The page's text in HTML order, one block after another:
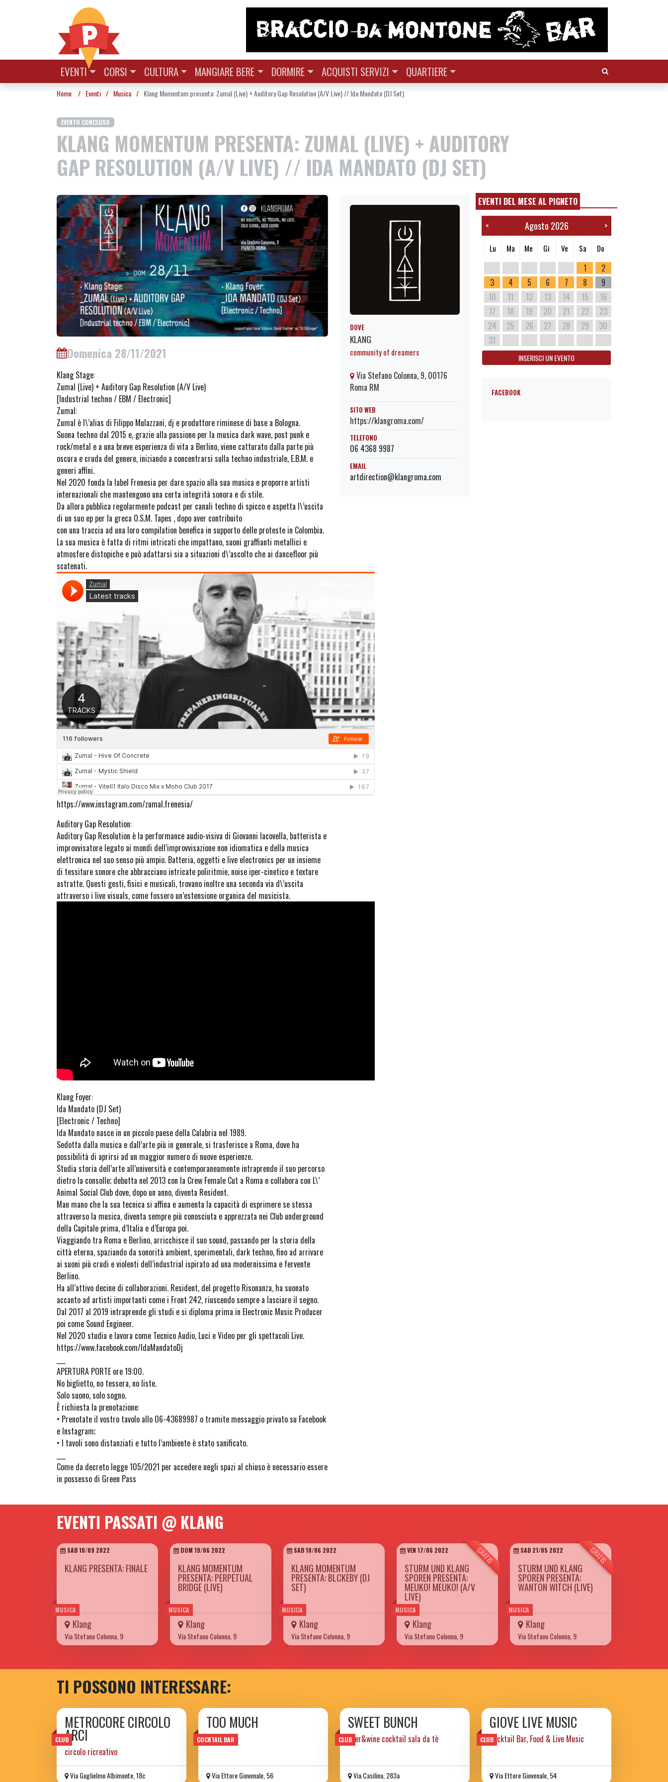
EVENTI CORSI CULTURA MANGIARE BERE DORMIRE ACQUISTI SERVIZI QUARTIERE Cerca:
Home / Eventi / Musica / Klang Momentum presenta: Zumal (Live) + Auditory Gap Resolution (A/V Live) // Ida Mandato (DJ Set)
EVENTO CONCLUSO
KLANG MOMENTUM PRESENTA: ZUMAL (LIVE) + AUDITORY
GAP RESOLUTION (A/V LIVE) // IDA MANDATO (DJ SET)
Domenica 28/11/2021
Klang Stage:
Zumal (Live) + Auditory Gap Resolution (A/V Live)
[Industrial techno / EBM / Electronic]
Zumal:
Zumal è l\’alias di Filippo Mulazzani, dj e produttore riminese di base a Bologna.
Suona techno dal 2015 e, grazie alla passione per la musica dark wave, post punk e
rock/metal e a una breve esperienza di vita a Berlino, viene catturato dalla parte più
oscura e cruda del genere, iniziando a concentrarsi sulla techno industriale, E.B.M. e
generi affini.
Nel 2020 fonda la label Frenesia per dare spazio alla sua musica e proporre artisti
internazionali che mantengono una certa integrità sonora e di stile.
Da allora pubblica regolarmente podcast per canali techno di spicco e aspetta l\’uscita
di un suo ep per la greca O.S.M. Tapes , dopo aver contribuito
con una traccia ad una loro compilation benefica in supporto delle proteste in Colombia.
La sua musica è fatta di ritmi intricati che impattano, suoni graffianti metallici e
atmosfere distopiche e può adattarsi sia a situazioni d\’ascolto che ai dancefloor più
scatenati.
https://www.instagram.com/zumal.frenesia/
Auditory Gap Resolution:
Auditory Gap Resolution è la performance audio-visiva di Giovanni Iacovella, batterista e
improvvisatore legato ai mondi dell’improvvisazione non idiomatica e della musica
elettronica nel suo senso più ampio. Batteria, oggetti e live electronics per un insieme
di tessiture sonore che abbracciano intricate poliritmie, noise iper-cinetico e texture
astratte. Questi gesti, fisici e musicali, trovano inoltre una seconda via d\’uscita
attraverso i live visuals, come fossero un’estensione organica del musicista.
Klang Foyer:
Ida Mandato (DJ Set)
[Electronic / Techno]
Ida Mandato nasce in un piccolo paese della Calabria nel 1989.
Sedotta dalla musica e dall’arte più in generale, si trasferisce a Roma, dove ha
possibilità di aprirsi ad un maggior numero di nuove esperienze.
Studia storia dell’arte all’università e contemporaneamente intraprende il suo percorso
dietro la consolle; debutta nel 2013 con la Crew Female Cut a Roma e collabora con L\’
Animal Social Club dove, dopo un anno, diventa Resident.
Man mano che la sua tecnica si affina e aumenta la capacità di esprimere se stessa
attraverso la musica, diventa sempre più conosciuta e apprezzata nei Club underground
della Capitale prima, d’Italia e d’Europa poi.
Viaggiando tra Roma e Berlino, arricchisce il suo sound, passando per la storia della
città eterna, spaziando da sonorità ambient, sperimentali, dark techno, fino ad arrivare
ai suoni più crudi e violenti dell’industrial ispirato ad una modernissima e fervente
Berlino.
Ha all’attivo decine di collaborazioni. Resident, del progetto Risonanza, ha suonato
accanto ad artisti importanti come i Front 242, riuscendo sempre a lasciare il segno.
Dal 2017 al 2019 intraprende gli studi e si diploma prima in Electronic Music Producer
poi come Sound Engineer.
Nel 2020 studia e lavora come Tecnico Audio, Luci e Video per gli spettacoli Live.
https://www.facebook.com/IdaMandatoDj
APERTURA PORTE ore 19:00.
No biglietto, no tessera, no liste.
Solo suono, solo sogno.
È richiesta la prenotazione:
• Prenotate il vostro tavolo allo 06-43689987 o tramite messaggio privato su Facebook
e Instagram;
• I tavoli sono distanziati e tutto l’ambiente è stato sanificato.
Come da decreto legge 105/2021 per accedere negli spazi al chiuso è necessario essere
in possesso di Green Pass
DOVE
KLANG
community of dreamers
Via Stefano Colonna, 9, 00176
Roma RM
SITO WEB
https://klangroma.com/
TELEFONO
06 4368 9987
EMAIL
artdirection@klangroma.com
EVENTI DEL MESE AL PIGNETO
< Agosto 2026 >
Lu Ma Me Gi Ve Sa Do
1
2
3
4 5 6 7 8
9
10
11 12 13 14 15
16
17
18 19 20 21 22
23
24
25 26 27 28 29
30
31
INSERISCI UN EVENTO
FACEBOOK
EVENTI PASSATI @ KLANG
MUSICA
SAB 10/09 2022
KLANG PRESENTA: FINALE
Klang
Via Stefano Colonna, 9
MUSICA
DOM 19/06 2022
KLANG MOMENTUM
PRESENTA: PERPETUAL
BRIDGE (LIVE)
Klang
Via Stefano Colonna, 9
MUSICA
SAB 18/06 2022
KLANG MOMENTUM
PRESENTA: BLCKEBY (DJ
SET)
Klang
Via Stefano Colonna, 9
MUSICA
GRATIS
VEN 17/06 2022
STURM UND KLANG
SPOREN PRESENTA:
MEUKO! MEUKO! (A/V
LIVE)
Klang
Via Stefano Colonna, 9
MUSICA
GRATIS
SAB 21/05 2022
STURM UND KLANG
SPOREN PRESENTA:
WANTON WITCH (LIVE)
Klang
Via Stefano Colonna, 9
TI POSSONO INTERESSARE:
CLUB
METROCORE CIRCOLO
ARCI
circolo ricreativo
Via Guglielmo Albimonte, 18c
COCKTAIL BAR
TOO MUCH
wine bar
Via Ettore Giovenale, 56
CLUB
SWEET BUNCH
beer&wine cocktail sala da tè
Via Casilina, 283a
CLUB
GIOVE LIVE MUSIC
Cocktail Bar, Food & Live Music
Via Ettore Giovenale, 54